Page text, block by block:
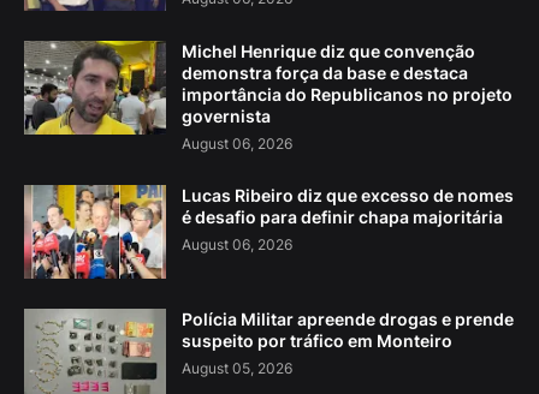
Michel Henrique diz que convenção
demonstra força da base e destaca
importância do Republicanos no projeto
governista
August 06, 2026
Lucas Ribeiro diz que excesso de nomes
é desafio para definir chapa majoritária
August 06, 2026
Polícia Militar apreende drogas e prende
suspeito por tráfico em Monteiro
August 05, 2026